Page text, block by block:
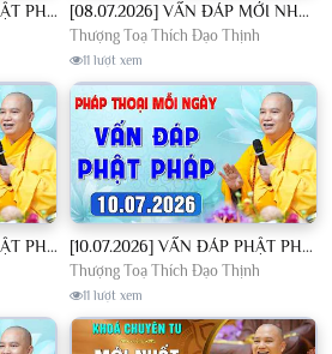
[08.07.2026] VẤN ĐÁP PHẬT PHÁP - Nghe Thầy giảng Pháp mỗi ngày CÔNG ĐỨC VÔ LƯỢNG│TT. Thích Đạo Thịnh [08.07.2026] VẤN ĐÁP MỚI NHẤT - Pháp Hội Địa Tạng Chùa Khai Nguyên | TT. Thích Đạo Thịnh
Thượng Toạ Thích Đạo Thịnh
11 lượt xem
[09.07.2026] VẤN ĐÁP PHẬT PHÁP - Nghe Thầy giảng Pháp mỗi ngày CÔNG ĐỨC VÔ LƯỢNG│TT. Thích Đạo Thịnh [10.07.2026] VẤN ĐÁP PHẬT PHÁP - Nghe Thầy giảng Pháp mỗi ngày CÔNG ĐỨC VÔ LƯỢNG│TT. Thích Đạo Thịnh
Thượng Toạ Thích Đạo Thịnh
11 lượt xem